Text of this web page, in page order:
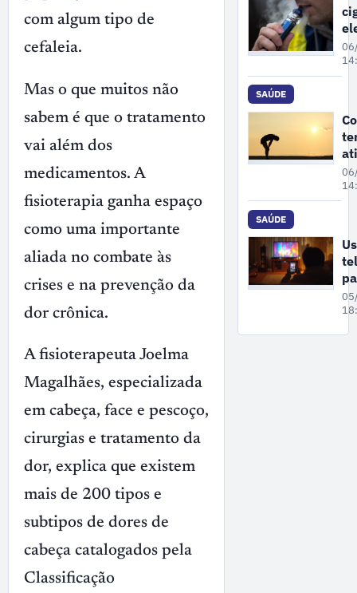
com algum tipo de
cefaleia.
Mas o que muitos não
sabem é que o tratamento
vai além dos
medicamentos. A
fisioterapia ganha espaço
como uma importante
aliada no combate às
crises e na prevenção da
dor crônica.
A fisioterapeuta Joelma
Magalhães, especializada
em cabeça, face e pescoço,
cirurgias e tratamento da
dor, explica que existem
mais de 200 tipos e
subtipos de dores de
cabeça catalogados pela
Classificação
SAÚDE
SAÚDE